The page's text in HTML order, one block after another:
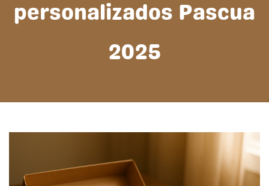
personalizados Pascua
2025